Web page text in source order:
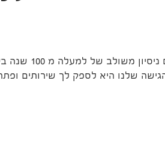
הגישה שלנו היא לספק לך שירותים